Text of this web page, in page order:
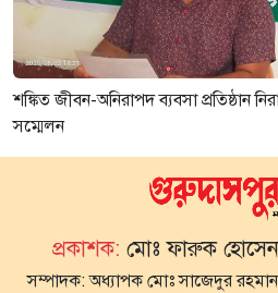
শঙ্কিত জীবন-অনিরাপদ ব্যবসা প্রতিষ্ঠান
সম্মেলন
প্রকাশক: মোঃ ফারুক
সম্পাদক:অধ্যাপক মোঃ সাজেদুর